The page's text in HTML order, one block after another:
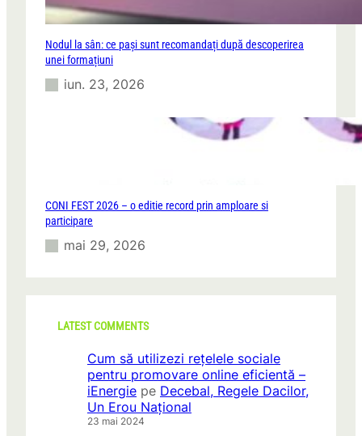
Nodul la sân: ce pași sunt recomandați după descoperirea
unei formațiuni
iun. 23, 2026
CONI FEST 2026 – o editie record prin amploare si
participare
mai 29, 2026
LATEST COMMENTS
Cum să utilizezi rețelele sociale
pentru promovare online eficientă –
iEnergie pe Decebal, Regele Dacilor,
Un Erou Național
23 mai 2024